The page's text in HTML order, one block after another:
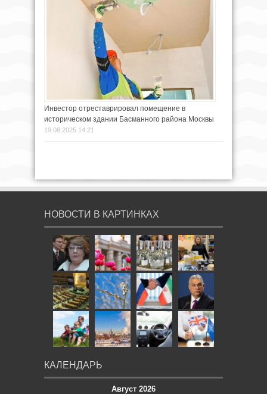
Инвестор отреставрировал помещение в
историческом здании Басманного района Москвы
19.08.2025 14:21
НОВОСТИ В КАРТИНКАХ
КАЛЕНДАРЬ
Август 2026